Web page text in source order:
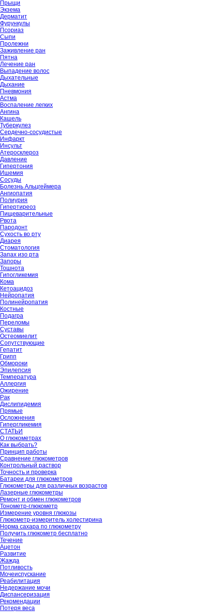
Прыщи
Экзема
Дерматит
Фурункулы
Псориаз
Сыпи
Пролежни
Заживление ран
Пятна
Лечение ран
Выпадение волос
Дыхательные
Дыхание
Пневмония
Астма
Воспаление легких
Ангина
Кашель
Туберкулез
Сердечно-сосудистые
Инфаркт
Инсульт
Атеросклероз
Давление
Гипертония
Ишемия
Сосуды
Болезнь Альцгеймера
Ангиопатия
Полиурия
Гипертиреоз
Пищеварительные
Рвота
Пародонт
Сухость во рту
Диарея
Стоматология
Запах изо рта
Запоры
Тошнота
Гипогликемия
Кома
Кетоацидоз
Нейропатия
Полинейропатия
Костные
Подагра
Переломы
Суставы
Остеомиелит
Сопутствующие
Гепатит
Грипп
Обмороки
Эпилепсия
Температура
Аллергия
Ожирение
Рак
Дислипидемия
Прямые
Осложнения
Гипергликемия
СТАТЬИ
О глюкометрах
Как выбрать?
Принцип работы
Сравнение глюкометров
Контрольный раствор
Точность и проверка
Батареи для глюкометров
Глюкометры для различных возрастов
Лазерные глюкометры
Ремонт и обмен глюкометров
Тонометр-глюкометр
Измерение уровня глюкозы
Глюкометр-измеритель холестирина
Норма сахара по глюкометру
Получить глюкометр бесплатно
Течение
Ацетон
Развитие
Жажда
Потливость
Мочеиспускание
Реабилитация
Недержание мочи
Диспансеризация
Рекомендации
Потеря веса